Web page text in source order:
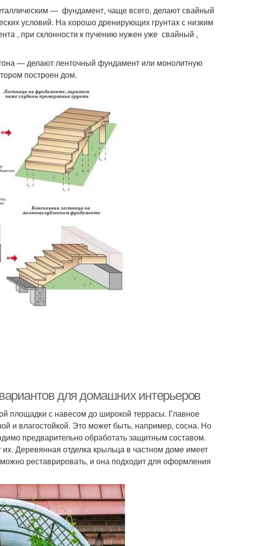
— фундамент, чаще всего, делают свайный
условий. На хорошо дренирующих грунтах с низким
, при склонности к пучению нужен уже свайный ,
— делают ленточный фундамент или монолитную
построен дом.
для домашних интерьеров
площадки с навесом до широкой террасы. Главное
и влагостойкой. Это может быть, например, сосна. Но
предварительно обработать защитным составом.
Деревянная отделка крыльца в частном доме имеет
реставрировать, и она подходит для оформления